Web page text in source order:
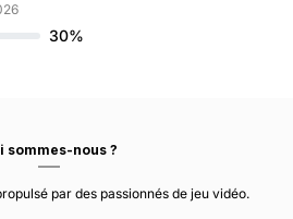
30%
sommes-nous ?
par des passionnés de jeu vidéo.